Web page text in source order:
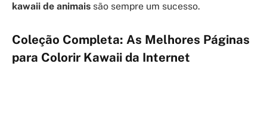
kawaii de animais são sempre um sucesso.
Coleção Completa: As Melhores Páginas
para Colorir Kawaii da Internet